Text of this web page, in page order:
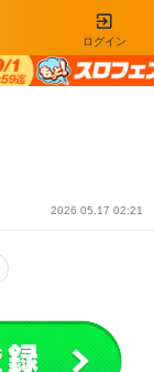
ログイン
2026 05.17 02:21